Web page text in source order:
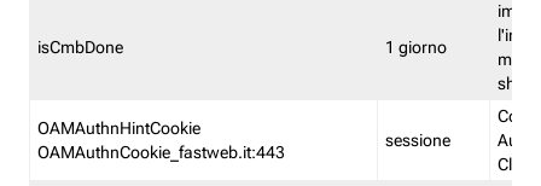
isCmbDone 1 giorno
shp
OAMAuthnHintCookie
OAMAuthnCookie_fastweb.it:443
sessione